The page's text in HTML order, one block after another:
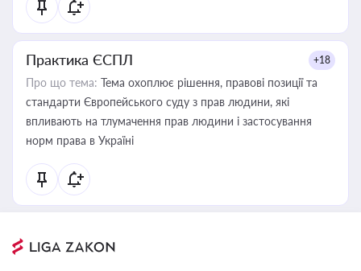
Практика ЄСПЛ +18
Про що тема: Тема охоплює рішення, правові позиції та
стандарти Європейського суду з прав людини, які
впливають на тлумачення прав людини і застосування
норм права в Україні